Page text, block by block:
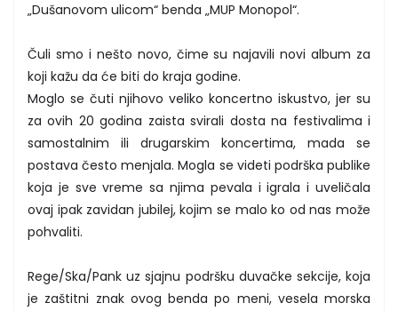
„Dušanovom ulicom“ benda „MUP Monopol“.
Čuli smo i nešto novo, čime su najavili novi album za
koji kažu da će biti do kraja godine.
Moglo se čuti njihovo veliko koncertno iskustvo, jer su
za ovih 20 godina zaista svirali dosta na festivalima i
samostalnim ili drugarskim koncertima, mada se
postava često menjala. Mogla se videti podrška publike
koja je sve vreme sa njima pevala i igrala i uveličala
ovaj ipak zavidan jubilej, kojim se malo ko od nas može
pohvaliti.
Rege/Ska/Pank uz sjajnu podršku duvačke sekcije, koja
je zaštitni znak ovog benda po meni, vesela morska